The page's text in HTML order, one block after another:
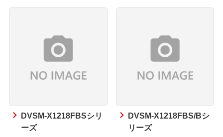
DVSM-X1218FBSシリ
ーズ
DVSM-X1218FBS/Bシ
リーズ